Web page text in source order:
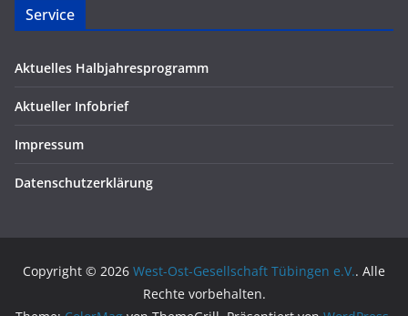
Service
Aktuelles Halbjahresprogramm
Aktueller Infobrief
Impressum
Datenschutzerklärung
Copyright © 2026 West-Ost-Gesellschaft Tübingen e.V.. Alle
Rechte vorbehalten.